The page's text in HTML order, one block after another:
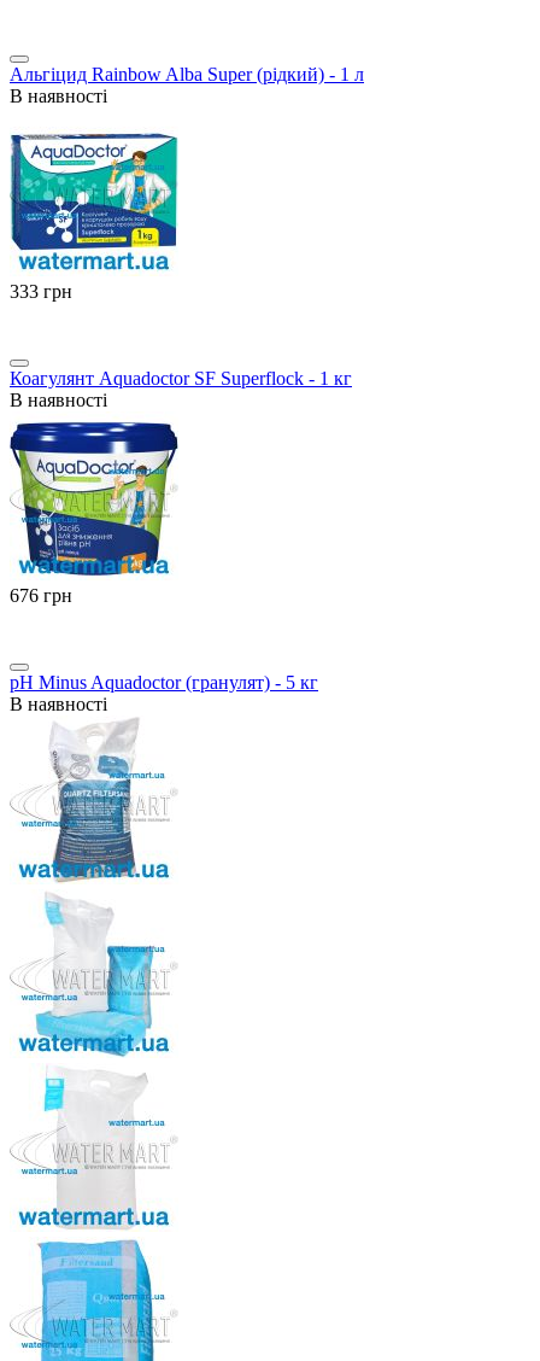
Альгіцид Rainbow Alba Super (рідкий) - 1 л
В наявності
‍333‍ грн
Коагулянт Aquadoctor SF Superflock - 1 кг
В наявності
‍676‍ грн
pH Minus Aquadoctor (гранулят) - 5 кг
В наявності